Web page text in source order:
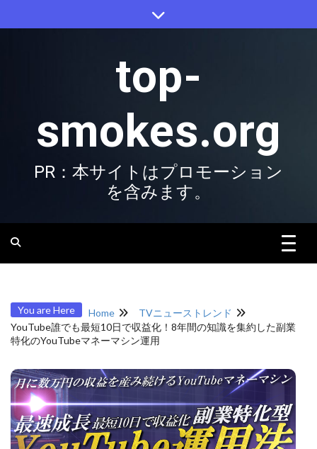
top-
smokes.org
PR：本サイトはプロモーション
を含みます。
You are Here Home
TVニューストレンド
YouTube誰でも最短10日で収益化！8年間の知識を集約した副業
特化のYouTubeマネーマシン運用